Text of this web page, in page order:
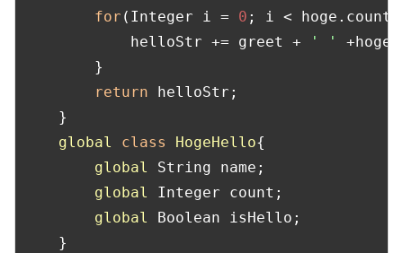
for (Integer i = 0 ; i <
helloStr += greet +
' '
}
return helloStr;
}
global
class HogeHello{
global
String name;
global
Integer count;
global
Boolean isHello;
}